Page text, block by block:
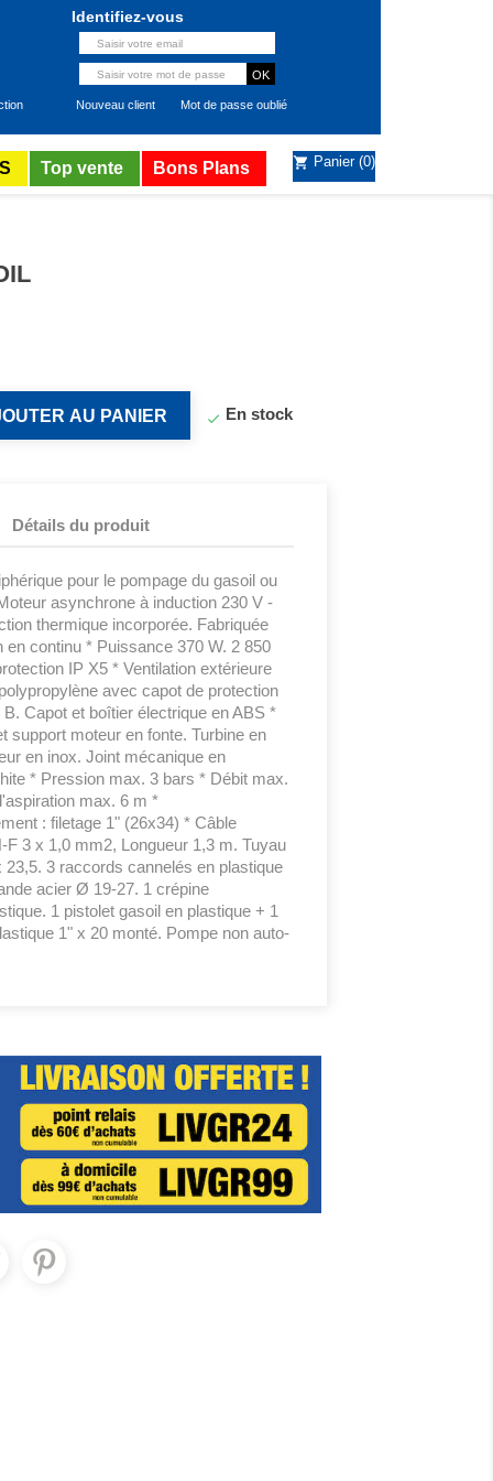
Identifiez-vous
Nouveau client Mot de passe oublié
shopping_cart Panier (0)
Top vente Bons Plans
AU PANIER  En stock
Détails du produit
pour le pompage du gasoil ou
asynchrone à induction 230 V -
thermique incorporée. Fabriquée
en continu * Puissance 370 W. 2 850
IP X5 * Ventilation extérieure
avec capot de protection
Capot et boîtier électrique en ABS *
support moteur en fonte. Turbine en
en inox. Joint mécanique en
* Pression max. 3 bars * Débit max.
max. 6 m *
: filetage 1" (26x34) * Câble
F 3 x 1,0 mm2, Longueur 1,3 m. Tuyau
3 raccords cannelés en plastique
acier Ø 19-27. 1 crépine
1 pistolet gasoil en plastique + 1
1" x 20 monté. Pompe non auto-